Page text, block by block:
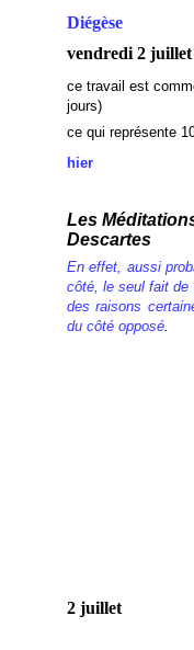
Diégèse
vendredi 2 juillet
ce travail est
jours)
ce qui représente
hier
Les
Descartes
En effet, aussi
côté, le seul fait de
des raisons
du côté opposé.
2 juillet